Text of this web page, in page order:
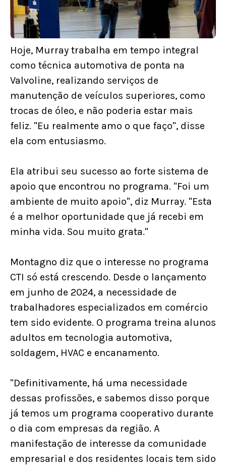
Hoje, Murray trabalha em tempo integral
como técnica automotiva de ponta na
Valvoline, realizando serviços de
manutenção de veículos superiores, como
trocas de óleo, e não poderia estar mais
feliz. "Eu realmente amo o que faço", disse
ela com entusiasmo.
Ela atribui seu sucesso ao forte sistema de
apoio que encontrou no programa. "Foi um
ambiente de muito apoio", diz Murray. "Esta
é a melhor oportunidade que já recebi em
minha vida. Sou muito grata."
Montagno diz que o interesse no programa
CTI só está crescendo. Desde o lançamento
em junho de 2024, a necessidade de
trabalhadores especializados em comércio
tem sido evidente. O programa treina alunos
adultos em tecnologia automotiva,
soldagem, HVAC e encanamento.
"Definitivamente, há uma necessidade
dessas profissões, e sabemos disso porque
já temos um programa cooperativo durante
o dia com empresas da região. A
manifestação de interesse da comunidade
empresarial e dos residentes locais tem sido